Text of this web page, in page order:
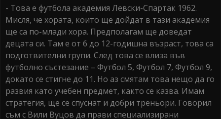
- Това е футбола академия Левски-Спартак 1962.
Мисля, че хората, които ще дойдат в тази академия
ще са по-млади хора. Предполагам ще доведат
децата си. Там е от 6 до 12-годишна възраст, това са
подготвителни групи. След това се влиза във
футболно състезание – Футбол 5, Футбол 7, Футбол 9,
докато се стигне до 11. Но аз смятам това нещо да го
развия като учебен предмет, както се казва. Имам
стратегия, ще се спуснат и добри треньори. Говорил
съм с Вили Вуцов да прави специализирани